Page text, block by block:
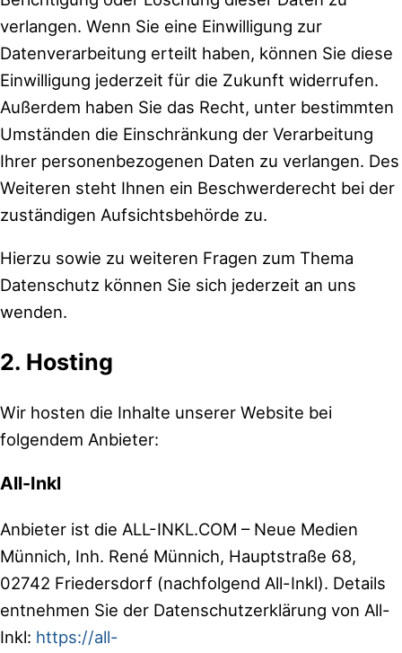
verlangen. Wenn Sie eine Einwilligung zur
Datenverarbeitung erteilt haben, können Sie diese
Einwilligung jederzeit für die Zukunft widerrufen.
Außerdem haben Sie das Recht, unter bestimmten
Umständen die Einschränkung der Verarbeitung
Ihrer personenbezogenen Daten zu verlangen. Des
Weiteren steht Ihnen ein Beschwerderecht bei der
zuständigen Aufsichtsbehörde zu.
Hierzu sowie zu weiteren Fragen zum Thema
Datenschutz können Sie sich jederzeit an uns
wenden.
2. Hosting
Wir hosten die Inhalte unserer Website bei
folgendem Anbieter:
All-Inkl
Anbieter ist die ALL-INKL.COM – Neue Medien
Münnich, Inh. René Münnich, Hauptstraße 68,
02742 Friedersdorf (nachfolgend All-Inkl). Details
entnehmen Sie der Datenschutzerklärung von All-
Inkl: https://all-